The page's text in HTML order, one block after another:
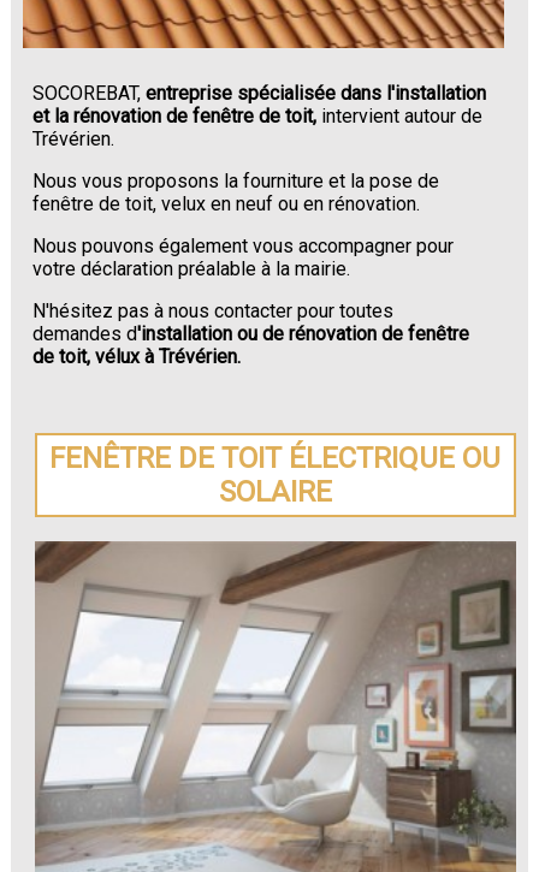
SOCOREBAT,entreprise spécialisée dans l'installation
et la rénovation de fenêtre de toit, intervient autour de
Trévérien.
Nous vous proposons la fourniture et la pose de
fenêtre de toit, velux en neuf ou en rénovation.
Nous pouvons également vous accompagner pour
votre déclaration préalable à la mairie.
N'hésitez pas à nous contacter pour toutes
demandes d'installation ou de rénovation de fenêtre
de toit, vélux à Trévérien.
FENÊTRE DE TOIT ÉLECTRIQUE OU
SOLAIRE